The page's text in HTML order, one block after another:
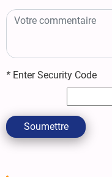
* Enter Security Code
Soumettre